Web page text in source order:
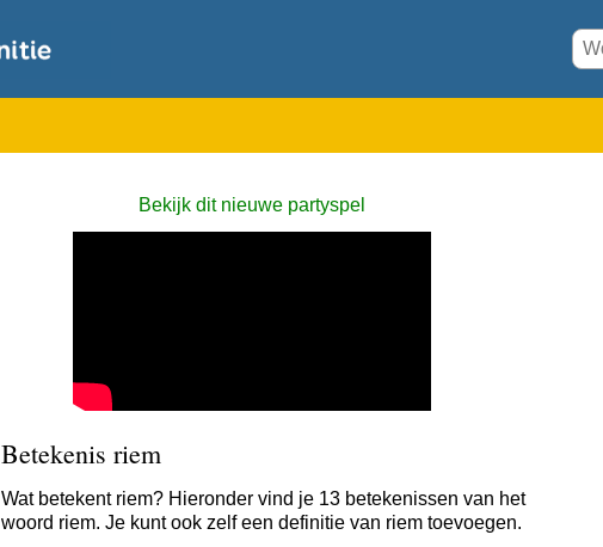
Bekijk dit nieuwe partyspel
Betekenis riem
Wat betekent riem? Hieronder vind je 13 betekenissen van het
woord riem. Je kunt ook zelf een definitie van riem toevoegen.